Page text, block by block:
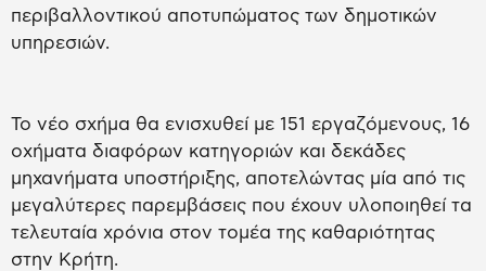
περιβαλλοντικού αποτυπώματος των δημοτικών
υπηρεσιών.
Το νέο σχήμα θα ενισχυθεί με 151 εργαζόμενους, 16
οχήματα διαφόρων κατηγοριών και δεκάδες
μηχανήματα υποστήριξης, αποτελώντας μία από τις
μεγαλύτερες παρεμβάσεις που έχουν υλοποιηθεί τα
τελευταία χρόνια στον τομέα της καθαριότητας
στην Κρήτη.